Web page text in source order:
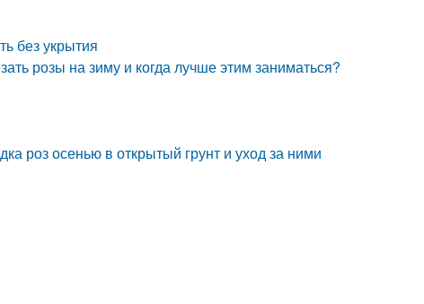
без укрытия
розы на зиму и когда лучше этим заниматься?
роз осенью в открытый грунт и уход за ними